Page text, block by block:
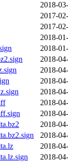
2018-
2017-
2017-
2018-
2018-
2018-
2018-
2018-
2018-
2018-
2018-
2018-
2018-
2018-
2018-